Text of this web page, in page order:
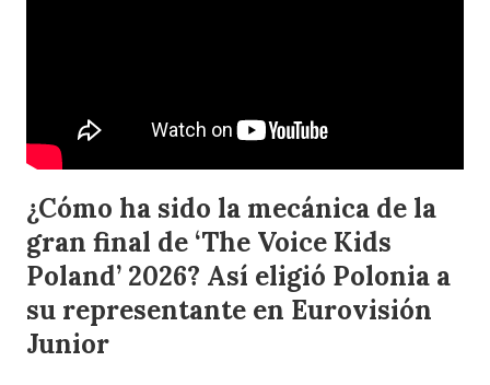
¿Cómo ha sido la mecánica de la
gran final de ‘The Voice Kids
Poland’ 2026? Así eligió Polonia a
su representante en Eurovisión
Junior